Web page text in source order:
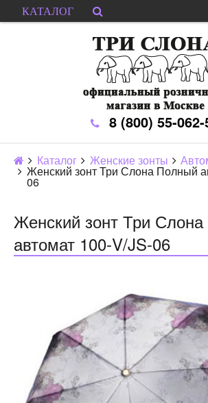
КАТАЛОГ
8 (800) 55-062-
Каталог Женские зонты
Женский зонт Три Слона Полный
06
Женский зонт Три
автомат 100-V/JS-06